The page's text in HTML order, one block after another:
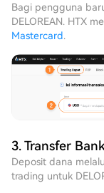
Bagi pengguna
DELOREAN. HTX
Mastercard.
3. Transfer Bank
Deposit dana
trading untuk